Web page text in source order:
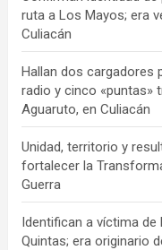
ruta a Los Mayos; era
Culiacán
Hallan dos cargadores
radio y cinco «puntas»
Aguaruto, en Culiacán
Unidad, territorio y
fortalecer la
Guerra
Identifican a víctima
Quintas; era originario